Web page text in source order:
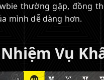
thường gặp, đồng
mình dễ dàng hơn.
Vụ